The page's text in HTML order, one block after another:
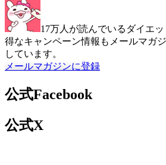
17万人が読んでいるダイエ
得なキャンペーン情報もメールマガ
しています。
メールマガジンに登録
公式Facebook
公式X